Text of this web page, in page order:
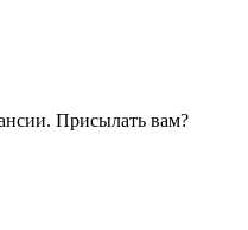
Присылать вам?